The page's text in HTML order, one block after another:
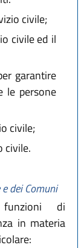
civile;
civile ed il
garantire
le persone
civile;
civile.
dei Comuni
di
in materia